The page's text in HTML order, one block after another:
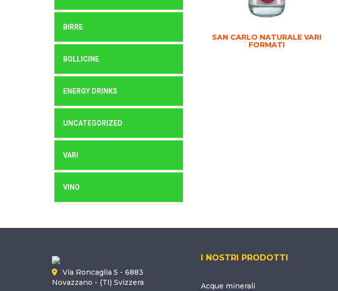
SAN CARLO NATURALE VARI
FORMATI
BIRRE
BOLLICINE
ENERGY DRINKS
UNCATEGORIZED
VARI
VINO
Via Roncaglia 5 - 6883
Novazzano - (TI) Svizzera
I NOSTRI PRODOTTI
Acque minerali